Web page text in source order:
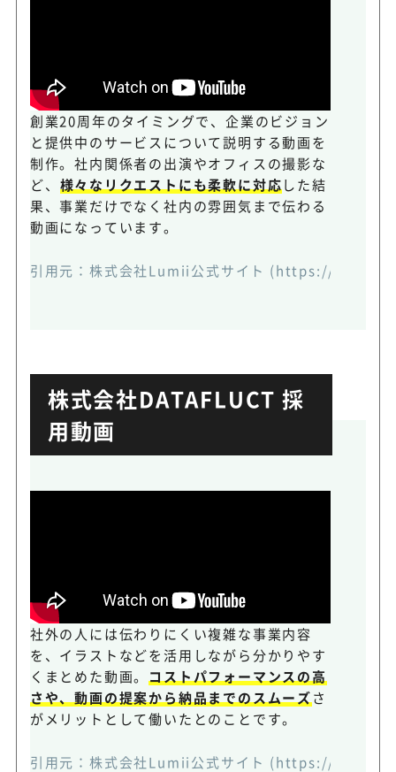
創業20周年のタイミングで、企業のビジョン
と提供中のサービスについて説明する動画を
制作。社内関係者の出演やオフィスの撮影な
ど、 様々なリクエストにも柔軟に対応した結
果、事業だけでなく社内の雰囲気まで伝わる
動画になっています。
引用元：株式会社Lumii公式サイト (https://
株式会社DATAFLUCT 採
用動画
社外の人には伝わりにくい複雑な事業内容
を、イラストなどを活用しながら分かりやす
くまとめた動画。 コストパフォーマンスの高
さや、動画の提案から納品までのスムーズさ
がメリットとして働いたとのことです。
引用元：株式会社Lumii公式サイト (https://